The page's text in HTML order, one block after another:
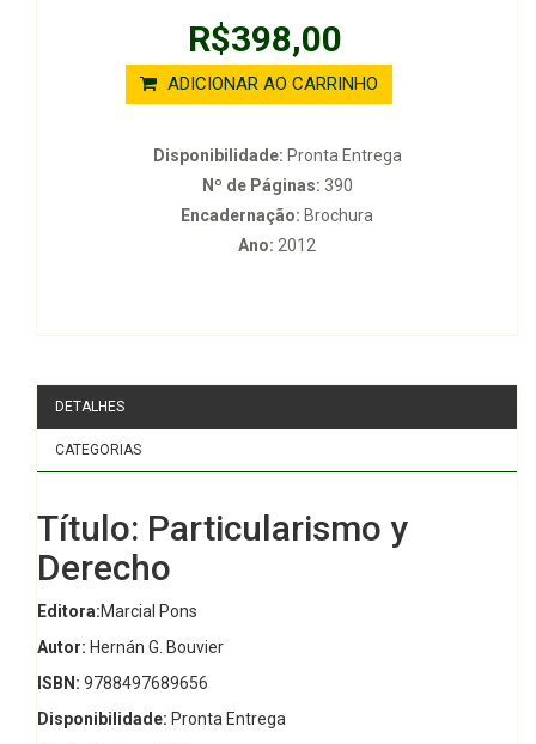
R$398,00
ADICIONAR AO CARRINHO
Disponibilidade: Pronta Entrega
Nº de Páginas: 390
Encadernação: Brochura
Ano: 2012
DETALHES
CATEGORIAS
Título: Particularismo y
Derecho
Editora:Marcial Pons
Autor: Hernán G. Bouvier
ISBN: 9788497689656
Disponibilidade: Pronta Entrega